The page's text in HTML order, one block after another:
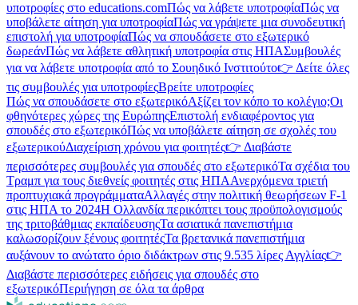
υποτροφίες στο educations.comΠώς να λάβετε υποτροφίαΠώς να
υποβάλετε αίτηση για υποτροφίαΠώς να γράψετε μια συνοδευτική
επιστολή για υποτροφίαΠώς να σπουδάσετε στο εξωτερικό
δωρεάνΠώς να λάβετε αθλητική υποτροφία στις ΗΠΑΣυμβουλές
για να λάβετε υποτροφία από το Σουηδικό Ινστιτούτο👉 Δείτε όλες
τις συμβουλές για υποτροφίεςΒρείτε υποτροφίες
Πώς να σπουδάσετε στο εξωτερικόΑξίζει τον κόπο το κολέγιο;Οι
φθηνότερες χώρες της ΕυρώπηςΕπιστολή ενδιαφέροντος για
σπουδές στο εξωτερικόΠώς να υποβάλετε αίτηση σε σχολές του
εξωτερικούΔιαχείριση χρόνου για φοιτητές👉 Διαβάστε
περισσότερες συμβουλές για σπουδές στο εξωτερικόΤα σχέδια του
Τραμπ για τους διεθνείς φοιτητές στις ΗΠΑΑνερχόμενα τριετή
προπτυχιακά προγράμματαΑλλαγές στην πολιτική θεωρήσεων F-1
στις ΗΠΑ το 2024Η Ολλανδία περικόπτει τους προϋπολογισμούς
της τριτοβάθμιας εκπαίδευσηςΤα ασιατικά πανεπιστήμια
καλωσορίζουν ξένους φοιτητέςΤα βρετανικά πανεπιστήμια
αυξάνουν το ανώτατο όριο διδάκτρων στις 9.535 λίρες Αγγλίας👉
Διαβάστε περισσότερες ειδήσεις για σπουδές στο
εξωτερικόΠεριήγηση σε όλα τα άρθρα